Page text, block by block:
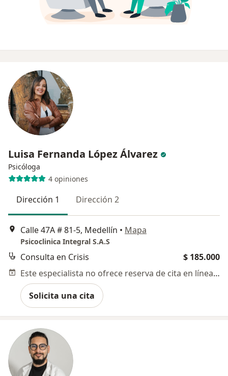
Luisa Fernanda López Álvarez
Psicóloga
4 opiniones
Dirección 1 Dirección 2
Calle 47A # 81-5, Medellín • Mapa
Psicoclinica Integral S.A.S
Consulta en Crisis
$ 185.000
Este especialista no ofrece reserva de cita en línea en esta dirección.
Solicita una cita